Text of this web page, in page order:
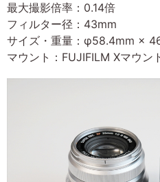
最大撮影倍率：0.14倍
フィルター径：43mm
サイズ・重量：φ58.4mm ×
マウント：FUJIFILM Xマウン